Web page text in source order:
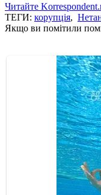
Читайте
ТЕГИ: корупція,
Якщо ви помітили